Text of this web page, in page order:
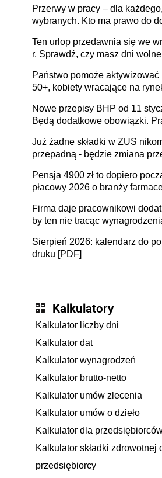
dofinansowań czy refundacji,
stronie systemu i świadomości
pracodawców [WYWIAD]
Przerwy w pracy – dla
wybranych. Kto ma prawo do
Ten urlop przedawnia się we
r. Sprawdź, czy masz dni
Państwo pomoże
50+, kobiety wracające na
osoby neuroatypowe.
na rzecz Inkluzywności w
Nowe przepisy BHP od 11
Będą dodatkowe obowiązki.
Już żadne składki w ZUS
przepadną - będzie zmiana
ubezpieczeniom społecznym
Pensja 4900 zł to dopiero
płacowy 2026 o branży
Firma daje pracownikowi
by ten nie tracąc
sprawdza
Sierpień 2026: kalendarz do
druku [PDF]
Kalkulatory
Kalkulator liczby dni
Kalkulator dat
Kalkulator wynagrodzeń
Kalkulator brutto-netto
Kalkulator umów zlecenia
Kalkulator umów o dzieło
Kalkulator dla
Kalkulator składki zdrowotnej
przedsiębiorcy